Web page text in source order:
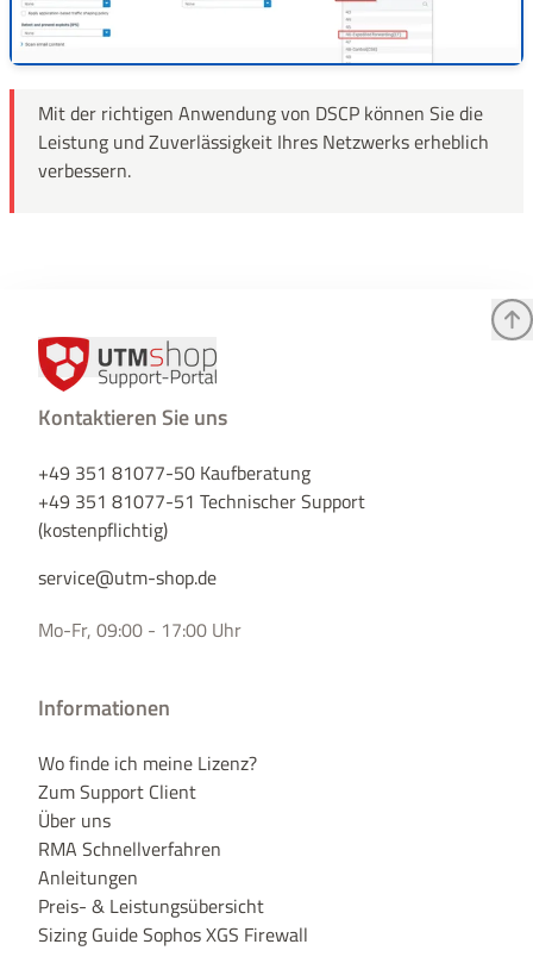
Mit der richtigen Anwendung von DSCP können Sie die
Leistung und Zuverlässigkeit Ihres Netzwerks erheblich
verbessern.
Kontaktieren Sie uns
+49 351 81077-50 Kaufberatung
+49 351 81077-51 Technischer Support
(kostenpflichtig)
service@utm-shop.de
Mo-Fr, 09:00 - 17:00 Uhr
Informationen
Wo finde ich meine Lizenz?
Zum Support Client
Über uns
RMA Schnellverfahren
Anleitungen
Preis- & Leistungsübersicht
Sizing Guide Sophos XGS Firewall